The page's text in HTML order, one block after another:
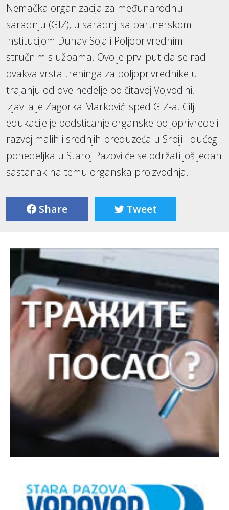
Nemačka organizacija za međunarodnu
saradnju (GIZ), u saradnji sa partnerskom
institucijom Dunav Soja i Poljoprivrednim
stručnim službama. Ovo je prvi put da se radi
ovakva vrsta treninga za poljoprivrednike u
trajanju od dve nedelje po čitavoj Vojvodini,
izjavila je Zagorka Marković isped GIZ-a. Cilj
edukacije je podsticanje organske poljoprivrede i
razvoj malih i srednjih preduzeća u Srbiji. Idućeg
ponedeljka u Staroj Pazovi će se održati još jedan
sastanak na temu organska proizvodnja.
Share Tweet